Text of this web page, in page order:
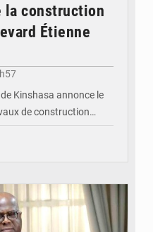
la construction
Étienne
Kinshasa annonce le
de construction…